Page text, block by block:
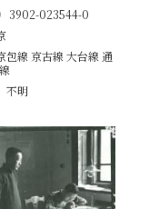
3902-023544-0
包線 京古線 大台線 通
不明